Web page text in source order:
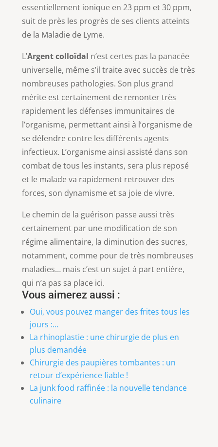
essentiellement ionique en 23 ppm et 30 ppm,
suit de près les progrès de ses clients atteints
de la Maladie de Lyme.
L’Argent colloïdal n’est certes pas la panacée
universelle, même s’il traite avec succès de très
nombreuses pathologies. Son plus grand
mérite est certainement de remonter très
rapidement les défenses immunitaires de
l’organisme, permettant ainsi à l’organisme de
se défendre contre les différents agents
infectieux. L’organisme ainsi assisté dans son
combat de tous les instants, sera plus reposé
et le malade va rapidement retrouver des
forces, son dynamisme et sa joie de vivre.
Le chemin de la guérison passe aussi très
certainement par une modification de son
régime alimentaire, la diminution des sucres,
notamment, comme pour de très nombreuses
maladies… mais c’est un sujet à part entière,
qui n’a pas sa place ici.
Vous aimerez aussi :
Oui, vous pouvez manger des frites tous les
jours :…
La rhinoplastie : une chirurgie de plus en
plus demandée
Chirurgie des paupières tombantes : un
retour d’expérience fiable !
La junk food raffinée : la nouvelle tendance
culinaire